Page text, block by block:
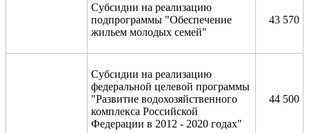
Субсидии на реализацию
подпрограммы "Обеспечение
жильем молодых семей"
43 570
Субсидии на реализацию
федеральной целевой программы
"Развитие водохозяйственного
комплекса Российской
Федерации в 2012 - 2020 годах"
44 500